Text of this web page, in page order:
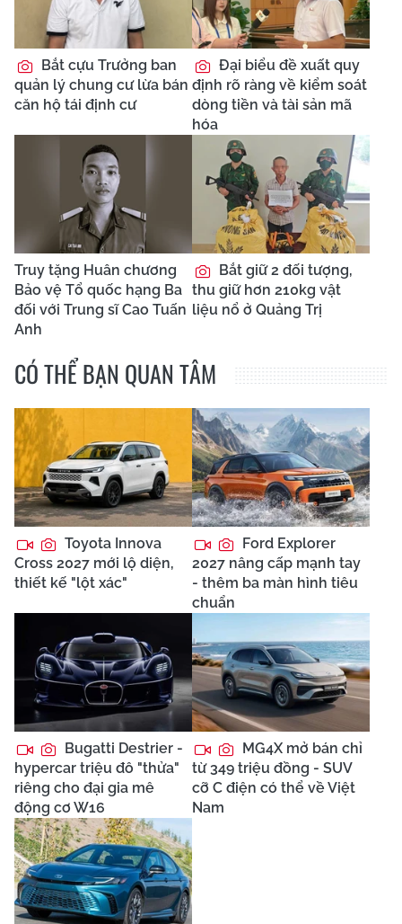
Bắt cựu Trưởng ban
quản lý chung cư lừa bán
căn hộ tái định cư
Đại biểu đề xuất quy
định rõ ràng về kiểm soát
dòng tiền và tài sản mã
hóa
Truy tặng Huân chương
Bảo vệ Tổ quốc hạng Ba
đối với Trung sĩ Cao Tuấn
Anh
Bắt giữ 2 đối tượng,
thu giữ hơn 210kg vật
liệu nổ ở Quảng Trị
CÓ THỂ BẠN QUAN TÂM
Toyota Innova
Cross 2027 mới lộ diện,
thiết kế "lột xác"
Ford Explorer
2027 nâng cấp mạnh tay
- thêm ba màn hình tiêu
chuẩn
Bugatti Destrier -
hypercar triệu đô "thửa"
riêng cho đại gia mê
động cơ W16
MG4X mở bán chỉ
từ 349 triệu đồng - SUV
cỡ C điện có thể về Việt
Nam